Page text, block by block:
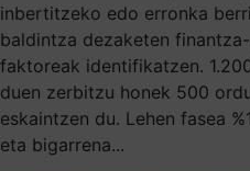
inbertitzeko edo erronka
baldintza dezaketen
faktoreak identifikatzen.
duen zerbitzu honek 500
eskaintzen du. Lehen fasea
eta bigarrena...